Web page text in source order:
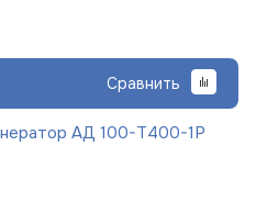
Сравнить
АД 100-Т400-1Р